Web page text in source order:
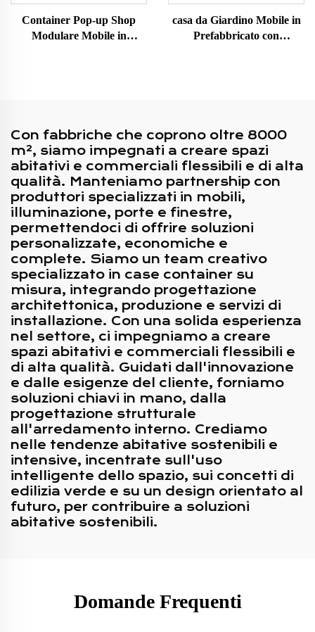
Container Pop-up Shop
Modulare Mobile in
casa da Giardino Mobile in
Prefabbricato con
Con fabbriche che coprono oltre 8000
m², siamo impegnati a creare spazi
abitativi e commerciali flessibili e di alta
qualità. Manteniamo partnership con
produttori specializzati in mobili,
illuminazione, porte e finestre,
permettendoci di offrire soluzioni
personalizzate, economiche e
complete. Siamo un team creativo
specializzato in case container su
misura, integrando progettazione
architettonica, produzione e servizi di
installazione. Con una solida esperienza
nel settore, ci impegniamo a creare
spazi abitativi e commerciali flessibili e
di alta qualità. Guidati dall'innovazione
e dalle esigenze del cliente, forniamo
soluzioni chiavi in mano, dalla
progettazione strutturale
all'arredamento interno. Crediamo
nelle tendenze abitative sostenibili e
intensive, incentrate sull'uso
intelligente dello spazio, sui concetti di
edilizia verde e su un design orientato al
futuro, per contribuire a soluzioni
abitative sostenibili.
Domande Frequenti